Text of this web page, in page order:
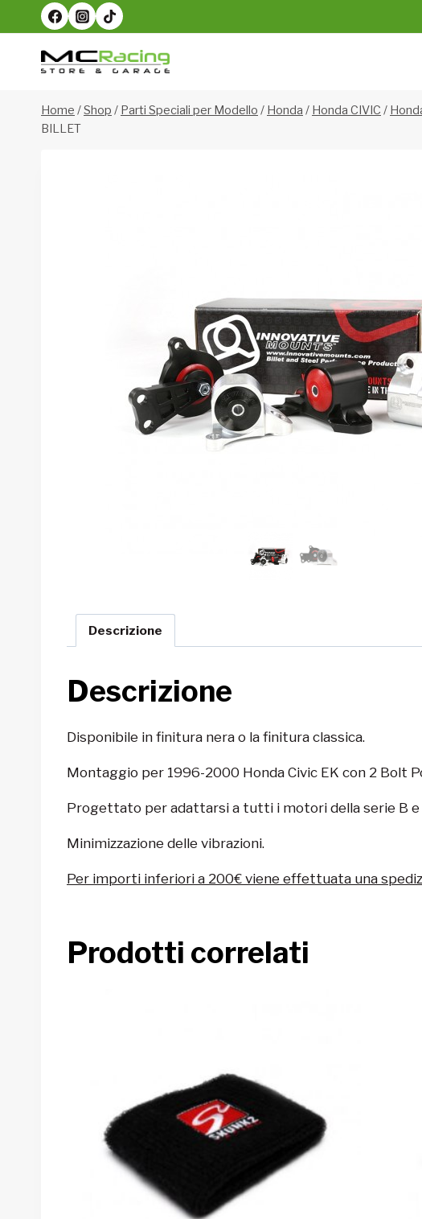
al
contenuto
Home /Shop / Parti Speciali per Modello / Honda / Honda CIVIC /
BILLET
Descrizione
Descrizione
Disponibile in finitura nera o la finitura classica.
Montaggio per 1996-2000 Honda Civic EK con 2 Bolt
Progettato per adattarsi a tutti i motori della serie B e
Minimizzazione delle vibrazioni.
Per importi inferiori a 200€ viene effettuata una
Prodotti correlati